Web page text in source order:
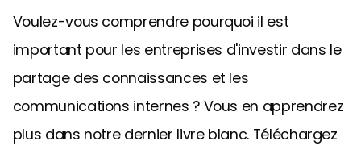
Voulez-vous comprendre pourquoi il est
important pour les entreprises d'investir dans le
partage des connaissances et les
communications internes ? Vous en apprendrez
plus dans notre dernier livre blanc. Téléchargez